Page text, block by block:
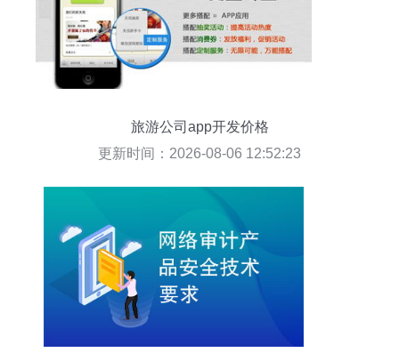
旅游公司app开发价格
更新时间：2026-08-06 12:52:23